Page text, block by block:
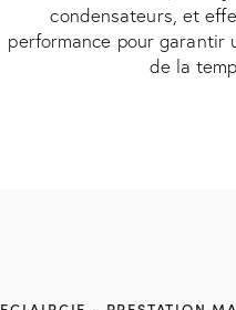
condensateurs, et
performance pour garantir
de la